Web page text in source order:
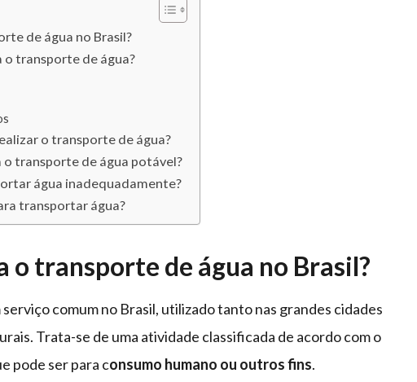
de água no Brasil?
o transporte de água?
o transporte de água?
o transporte de água potável?
água inadequadamente?
transportar água?
o transporte de água no Brasil?
comum no Brasil, utilizado tanto nas grandes cidades
Trata-se de uma atividade classificada de acordo com o
pode ser para consumo humano ou outros fins.